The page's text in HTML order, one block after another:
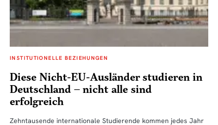
INSTITUTIONELLE BEZIEHUNGEN
Diese Nicht-EU-Ausländer studieren in
Deutschland – nicht alle sind
erfolgreich
Zehntausende internationale Studierende kommen jedes Jahr